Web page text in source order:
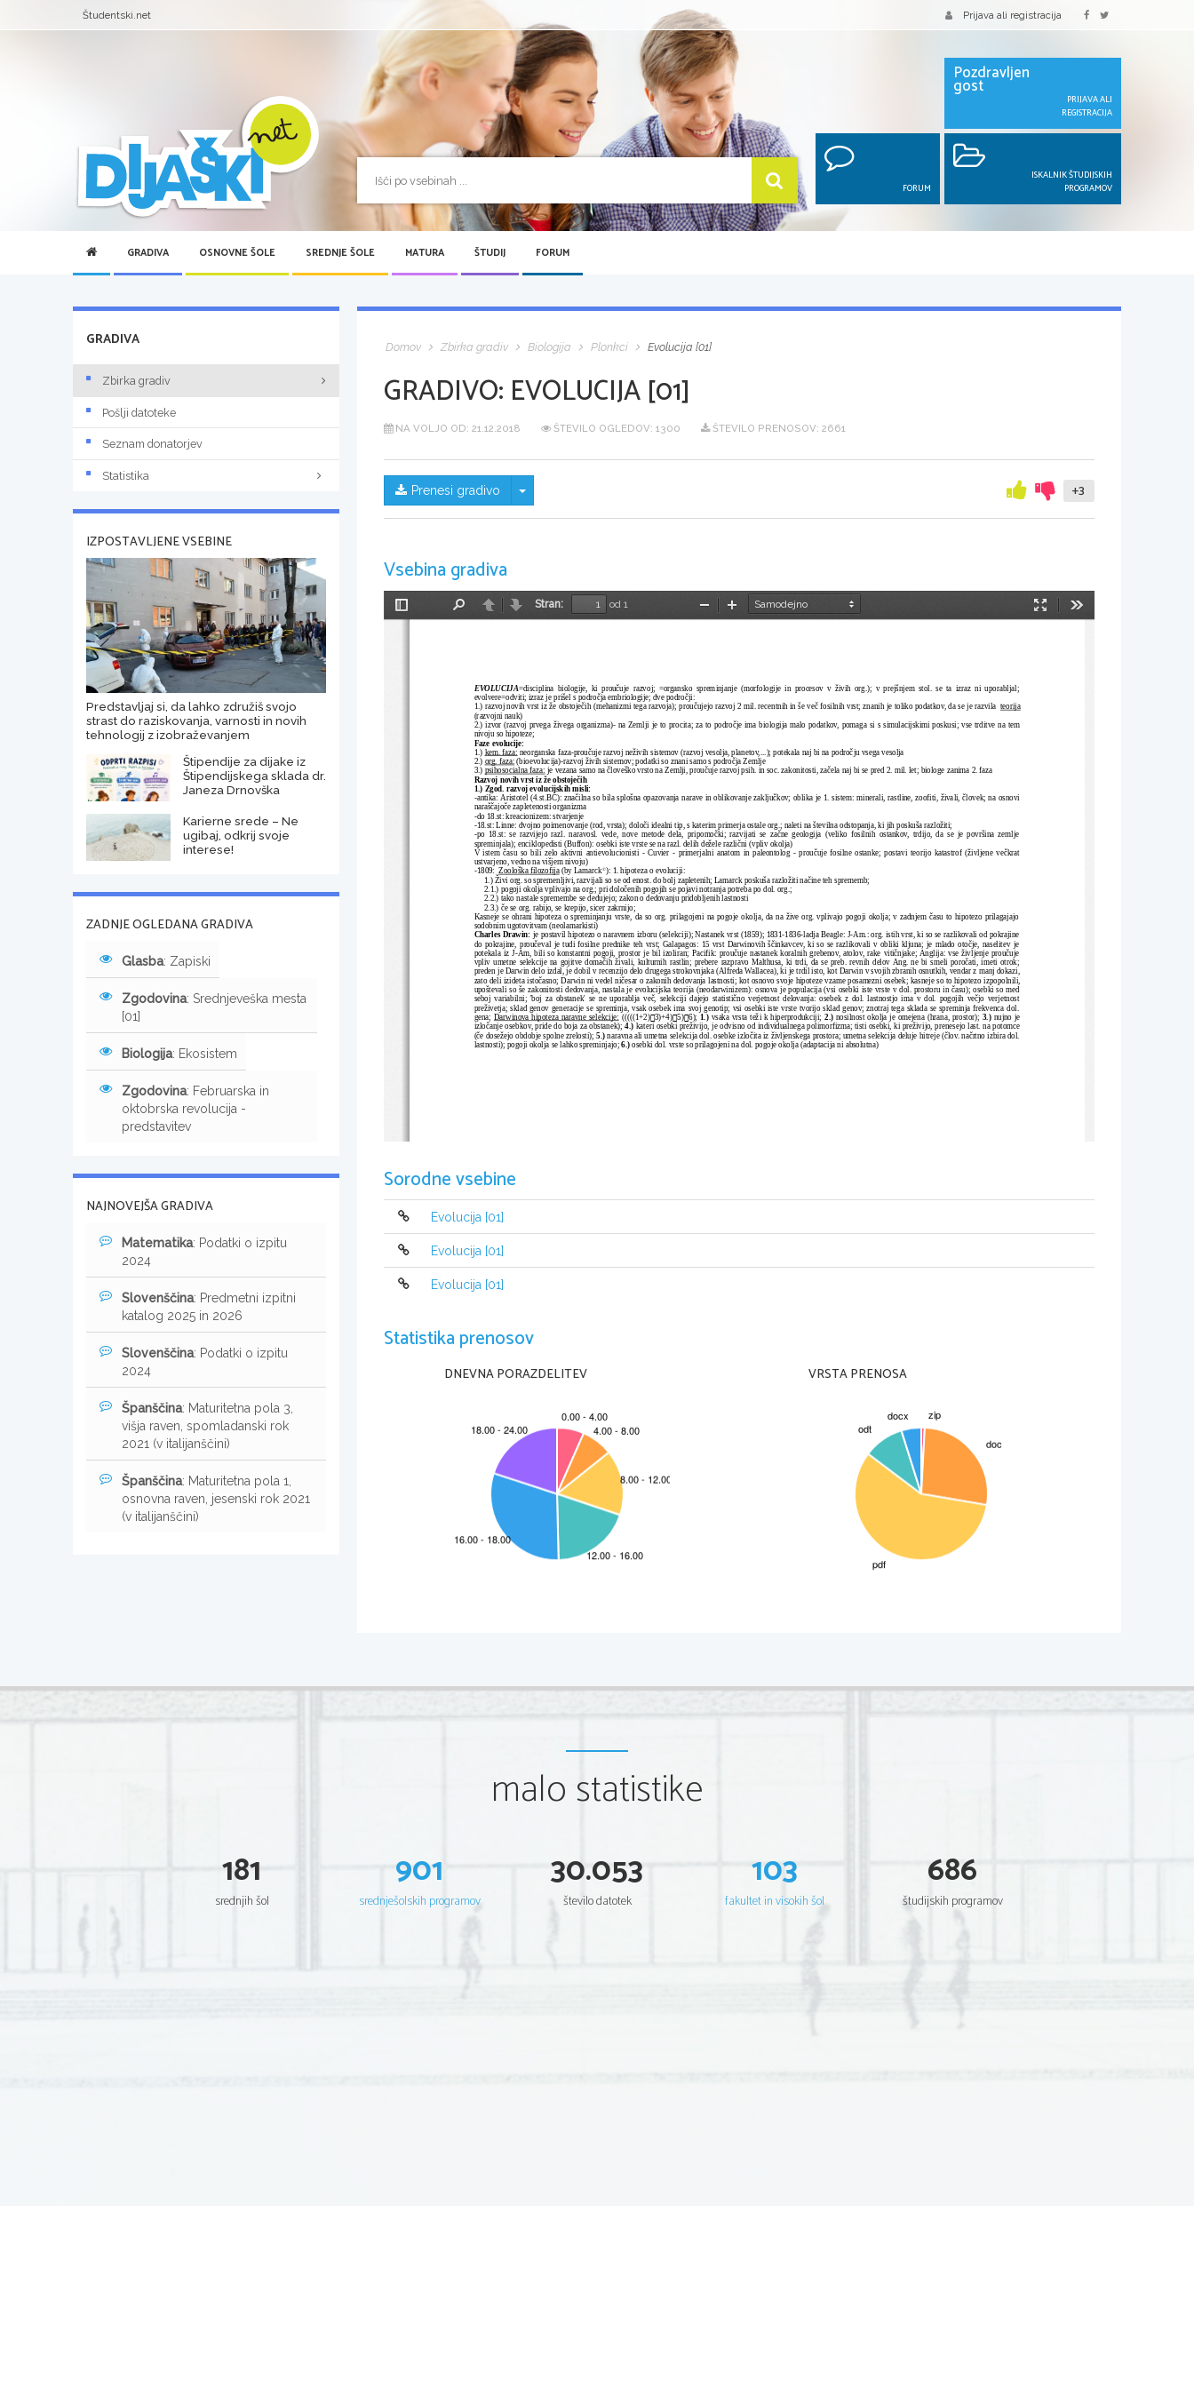
Študentski.net Prijava ali registracija
Pozdravljen
gost
PRIJAVA ALI
REGISTRACIJA
FORUM
ISKALNIK ŠTUDIJSKIH
PROGRAMOV
GRADIVA OSNOVNE ŠOLE SREDNJE ŠOLE MATURA ŠTUDIJ FORUM
Domov Zbirka gradiv Biologija Plonkci Evolucija [01]
GRADIVO: EVOLUCIJA [01]
NA VOLJO OD: 21.12.2018 ŠTEVILO OGLEDOV: 1300 ŠTEVILO PRENOSOV: 2661
Prenesi gradivo Skrij/prikaži meni +3
Vsebina gradiva
Preklopi
NazajNaprej
Stran:
od 1
Način
PomanjšajPovečaj
EVOLUCIJA=disciplina   biologije,   ki   proučuje   razvoj;   =organsko   spreminjanje   (morfologije   in   procesov   v   živih   org.);   v   prejšnjem   stol.   se   ta   izraz   ni   uporabljal;
evolvere=odviti; izraz je prišel s področja embriologije; dve področji:
1.) razvoj novih vrst iz že obstoječih (mehanizmi tega razvoja); proučujejo razvoj 2 mil. recentnih in še več fosilnih vrst; znanih je toliko podatkov, da se je razvila teorija
(razvojni nauk)
2.) izvor (razvoj prvega živega organizma)- na Zemlji je to procita; za to področje ima biologija malo podatkov, pomaga si s simulacijskimi poskusi; vse trditve na tem
nivoju so hipoteze;
Faze evolucije:
1.) kem. faza: neorganska faza-proučuje razvoj neživih sistemov (razvoj vesolja, planetov,...); potekala naj bi na področju vsega vesolja
2.) org. faza: (bioevolucija)-razvoj živih sistemov; podatki so znani samo s področja Zemlje
3.) psihosocialna faza: je vezana samo na človeško vrsto na Zemlji, proučuje razvoj psih. in soc. zakonitosti, začela naj bi se pred 2. mil. let; biologe zanima 2. faza
Razvoj novih vrst iz že obstoječih
1.) Zgod. razvoj evolucijskih misli:
-antika: Aristotel (4.st.BC): značilna so bila splošna opazovanja narave in oblikovanje zaključkov; oblika je 1. sistem: minerali, rastline, zoofiti, živali, človek; na osnovi
naraščajoče zapletenosti organizma
-do 18.st: kreacionizem: stvarjenje
-18.st: Linne: dvojno poimenovanje (rod, vrsta); določi idealni tip, s katerim primerja ostale org.; naleti na številna odstopanja, ki jih poskuša razložiti;
-po   18.st:   se   razvijejo   razl.   naravosl.   vede,   nove   metode   dela,   pripomočki;   razvijati   se   začne   geologija   (veliko   fosilnih   ostankov,   trdijo,   da   se   je   površina   zemlje
spreminjala); enciklopedisti (Buffon): osebki iste vrste se na razl. delih dežele različni (vpliv okolja)
V istem času  so bili zelo  aktivni antievolucionisti - Cuvier - primerjalni anatom in  paleontolog - proučuje  fosilne ostanke; postavi teorijo katastrof (življene  večkrat
ustvarjeno, vedno na višjem nivoju)
-1809: Zoološka filozofija (by Lamarck): 1. hipoteza o evoluciji:
1.) Živi org. so spremenljivi, razvijali so se od enost. do bolj zapletenih; Lamarck poskuša razložiti načine teh sprememb;
2.1.) pogoji okolja vplivajo na org.; pri določenih pogojih se pojavi notranja potreba po dol. org.;
2.2.) tako nastale spremembe se dedujejo; zakon o dedovanju pridobljenih lastnosti
2.3.) če se org. rabijo, se krepijo, sicer zakrnijo;
Kasneje se ohrani hipoteza o spreminjanju vrste, da so org. prilagojeni na pogoje okolja, da na žive org. vplivajo pogoji okolja; v zadnjem času to hipotezo prilagajajo
sodobnim ugotovitvam (neolamarkisti)
Charles Drawin: je postavil hipotezo o naravnem izboru (selekciji); Nastanek vrst (1859); 1831-1836-ladja Beagle: J-Am.: org. istih vrst, ki so se razlikovali od pokrajine
do pokrajine, proučeval je tudi fosilne prednike teh vrst; Galapagos: 15 vrst Darwinovih ščinkavcev, ki so se razlikovali v obliki kljuna; je mlado otočje, naselitev je
potekala iz J-Am, bili so konstantni pogoji, prostor je bil izoliran; Pacifik: proučuje nastanek koralnih grebenov, atolov, rake vitičnjake; Anglija: vse življenje proučuje
vpliv umetne selekcije na gojitve domačih živali, kulturnih rastlin; prebere razpravo Malthusa, ki trdi, da se preb. revnih delov Ang. ne bi smeli poročati, imeti otrok;
preden je Darwin delo izdal, je dobil v recenzijo delo drugega strokovnjaka (Alfreda Wallacea), ki je trdil isto, kot Darwin v svojih zbranih osnutkih, vendar z manj dokazi,
zato deli izideta istočasno; Darwin ni vedel ničesar o zakonih dedovanja lastnosti; kot osnovo svoje hipoteze vzame posamezni osebek; kasneje so to hipotezo izpopolnili,
upoštevali so še zakonitosti dedovanja, nastala je evolucijska teorija (neodarwinizem): osnova je populacija (vsi osebki iste vrste v dol. prostoru in času); osebki so med
seboj   variabilni;   'boj   za   obstanek'   se   ne   uporablja   več,   selekciji   dajejo   statistično   verjetnost   delovanja:   osebek   z   dol.   lastnostjo   ima   v   dol.   pogojih   večjo   verjetnost
preživetja; sklad genov generacije se spreminja, vsak osebek ima svoj genotip; vsi osebki iste vrste tvorijo sklad genov; znotraj tega sklada se spreminja frekvenca dol.
gena; Darwinova hipoteza naravne selekcije: (((((1+2)3)+4)5)6); 1.) vsaka vrsta teži k hiperprodukciji; 2.) nosilnost okolja je omejena (hrana, prostor); 3.) nujno je
izločanje osebkov, pride do boja za obstanek); 4.) kateri osebki preživijo, je odvisno od individualnega polimorfizma; tisti osebki, ki preživijo, prenesejo last. na potomce
(če dosežejo obdobje spolne zrelosti); 5.) naravna ali umetna selekcija dol. osebke izločita iz življenskega prostora; umetna selekcija deluje hitreje (člov. načrtno izbira dol.
lastnosti); pogoji okolja se lahko spreminjajo; 6.) osebki dol. vrste so prilagojeni na dol. pogoje okolja (adaptacija ni absolutna)
Sorodne vsebine
Evolucija [01]
Evolucija [01]
Evolucija [01]
Statistika prenosov
DNEVNA PORAZDELITEV VRSTA PRENOSA
GRADIVA
Zbirka gradiv
Pošlji datoteke
Seznam donatorjev
Statistika
IZPOSTAVLJENE VSEBINE
Predstavljaj si, da lahko združiš svojo
strast do raziskovanja, varnosti in novih
tehnologij z izobraževanjem
Štipendije za dijake iz
Štipendijskega sklada dr.
Janeza Drnovška
Karierne srede – Ne
ugibaj, odkrij svoje
interese!
ZADNJE OGLEDANA GRADIVA
Glasba: Zapiski
Zgodovina: Srednjeveška mesta
[01]
Biologija: Ekosistem
Zgodovina: Februarska in
oktobrska revolucija -
predstavitev
NAJNOVEJŠA GRADIVA
Matematika: Podatki o izpitu
2024
Slovenščina: Predmetni izpitni
katalog 2025 in 2026
Slovenščina: Podatki o izpitu
2024
Španščina: Maturitetna pola 3,
višja raven, spomladanski rok
2021 (v italijanščini)
Španščina: Maturitetna pola 1,
osnovna raven, jesenski rok 2021
(v italijanščini)
malo statistike
181
srednjih šol
901
srednješolskih programov
30.053
število datotek
103
fakultet in visokih šol
686
študijskih programov